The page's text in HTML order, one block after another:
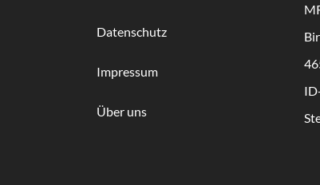
Datenschutz
Impressum
Über uns